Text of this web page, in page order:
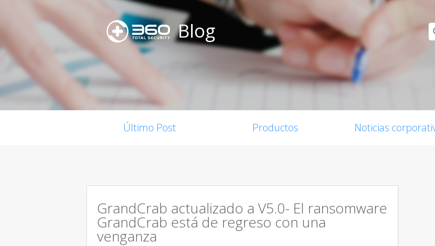
Blog
Último Post Productos Noticias
GrandCrab actualizado a V5.0- El ransomware
GrandCrab está de regreso con una
venganza